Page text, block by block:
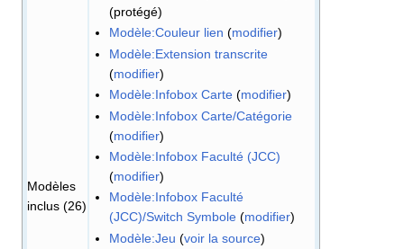
Modèles
inclus (26)
(protégé)
Modèle:Couleur lien (modifier)
Modèle:Extension transcrite
(modifier)
Modèle:Infobox Carte (modifier)
Modèle:Infobox Carte/Catégorie
(modifier)
Modèle:Infobox Faculté (JCC)
(modifier)
Modèle:Infobox Faculté
(JCC)/Switch Symbole (modifier)
Modèle:Jeu (voir la source)